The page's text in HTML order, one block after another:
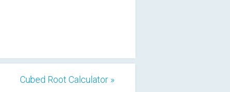
Cubed Root Calculator »